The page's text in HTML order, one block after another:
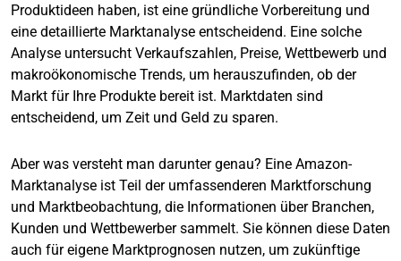
Produktideen haben, ist eine gründliche Vorbereitung und
eine detaillierte Marktanalyse entscheidend. Eine solche
Analyse untersucht Verkaufszahlen, Preise, Wettbewerb und
makroökonomische Trends, um herauszufinden, ob der
Markt für Ihre Produkte bereit ist. Marktdaten sind
entscheidend, um Zeit und Geld zu sparen.
Aber was versteht man darunter genau? Eine Amazon-
Marktanalyse ist Teil der umfassenderen Marktforschung
und Marktbeobachtung, die Informationen über Branchen,
Kunden und Wettbewerber sammelt. Sie können diese Daten
auch für eigene Marktprognosen nutzen, um zukünftige